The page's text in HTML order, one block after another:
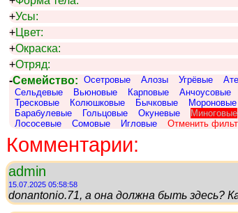
+Усы:
+Цвет:
+Окраска:
+Отряд:
-Семейство: Осетровые Алозы Угрёвые
Сельдевые
Вьюновые Карповые Анчоусовые
Тресковые
Колюшковые Бычковые Мороновые
Барабулевые
Гольцовые Окуневые Миноговые
Лососевые
Сомовые Игловые Отменить
Комментарии:
admin
15.07.2025 05:58:58
donantonio.71, а она должна быть здесь?